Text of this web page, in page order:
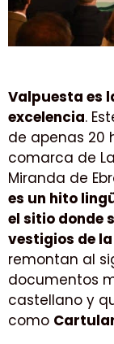
Valpuesta es
excelencia.
de apenas 20
comarca de
Miranda de
es un hito
el sitio donde
vestigios de
remontan al
documentos
castellano y
como